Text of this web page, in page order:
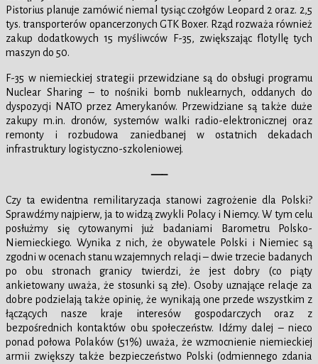
Pistorius planuje zamówić niemal tysiąc czołgów Leopard 2 oraz. 2,5
tys. transporterów opancerzonych GTK Boxer. Rząd rozważa również
zakup dodatkowych 15 myśliwców F-35, zwiększając flotyllę tych
maszyn do 50.
F-35 w niemieckiej strategii przewidziane są do obsługi programu
Nuclear Sharing – to nośniki bomb nuklearnych, oddanych do
dyspozycji NATO przez Amerykanów. Przewidziane są także duże
zakupy m.in. dronów, systemów walki radio-elektronicznej oraz
remonty i rozbudowa zaniedbanej w ostatnich dekadach
infrastruktury logistyczno-szkoleniowej.
—–
Czy ta ewidentna remilitaryzacja stanowi zagrożenie dla Polski?
Sprawdźmy najpierw, ja to widzą zwykli Polacy i Niemcy. W tym celu
posłużmy się cytowanymi już badaniami Barometru Polsko-
Niemieckiego. Wynika z nich, że obywatele Polski i Niemiec są
zgodni w ocenach stanu wzajemnych relacji – dwie trzecie badanych
po obu stronach granicy twierdzi, że jest dobry (co piąty
ankietowany uważa, że stosunki są złe). Osoby uznające relacje za
dobre podzielają także opinię, że wynikają one przede wszystkim z
łączących nasze kraje interesów gospodarczych oraz z
bezpośrednich kontaktów obu społeczeństw. Idźmy dalej – nieco
ponad połowa Polaków (51%) uważa, że wzmocnienie niemieckiej
armii zwiększy także bezpieczeństwo Polski (odmiennego zdania